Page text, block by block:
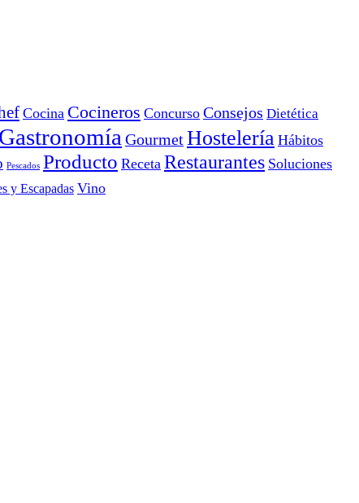
Cocina Cocineros Concurso Consejos Dietética
Gastronomía GourmetHostelería Hábitos
Pescados Producto Receta Restaurantes Soluciones
y Escapadas Vino